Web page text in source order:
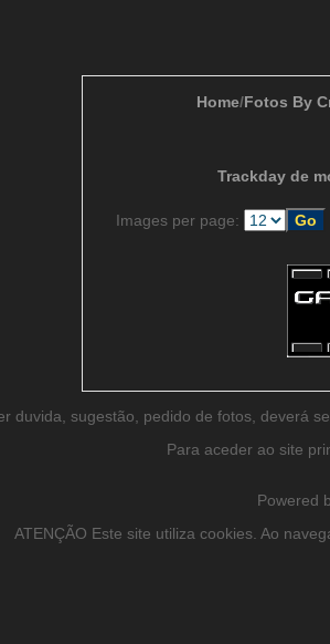
Home/Fotos By
Trackday de
Images per page:
duvida, sugestão, pedido de fotos, deverá
Para aceder ao site
Powered
ATENÇÃO Este site utiliza cookies. Ao